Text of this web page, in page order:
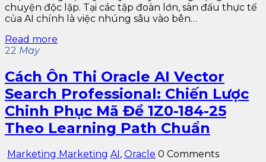
chuyện độc lập. Tại các tập đoàn lớn, sàn đấu thực tế
của AI chính là việc nhúng sâu vào bên…
Read more
22 May
Cách Ôn Thi Oracle AI Vector
Search Professional: Chiến Lược
Chinh Phục Mã Đề 1Z0-184-25
Theo Learning Path Chuẩn
Marketing Marketing AI, Oracle 0 Comments